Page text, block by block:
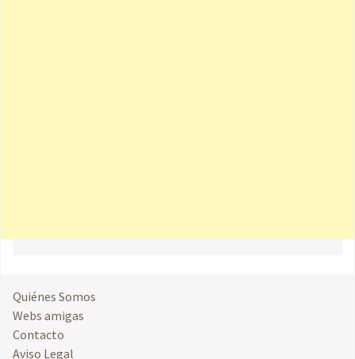
Quiénes Somos
Webs amigas
Contacto
Aviso Legal